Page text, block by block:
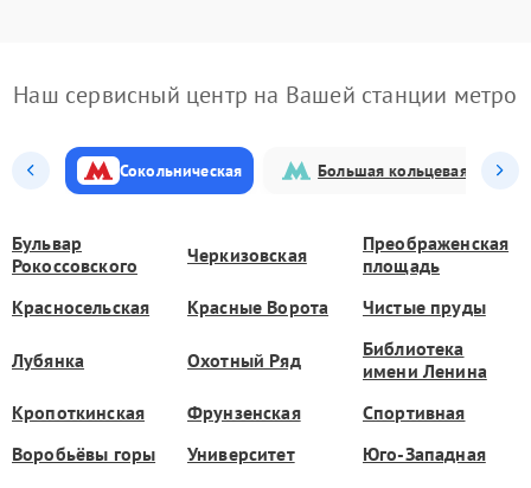
Наш сервисный центр на Вашей станции метро
Сокольническая Большая кольцевая
Бульвар
Рокоссовского
Черкизовская
Преображенская
площадь
Красносельская
Красные Ворота Чистые пруды
Лубянка Охотный Ряд
Библиотека
имени Ленина
Кропоткинская
Фрунзенская
Спортивная
Воробьёвы горы
Университет
Юго-Западная